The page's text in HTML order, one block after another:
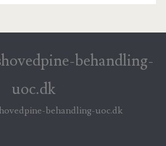
behandling-
uoc.dk
behandling-uoc.dk